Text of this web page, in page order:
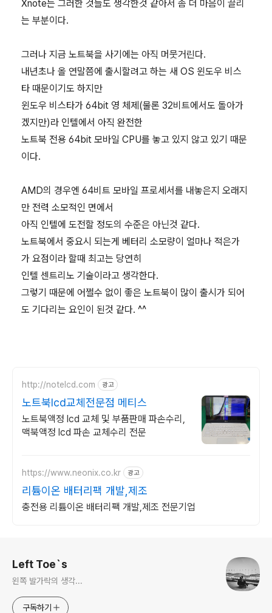
Xnote는 그러한 것들도 생각한것 같아서 좀 더 마음이 끌리
는 부분이다.
그러나 지금 노트북을 사기에는 아직 머뭇거린다.
내년초나 올 연말쯤에 출시할려고 하는 새 OS 윈도우 비스
타 때문이기도 하지만
윈도우 비스타가 64bit 영 체제(물론 32비트에서도 돌아가
겠지만)라 인텔에서 아직 완전한
노트북 전용 64bit 모바일 CPU를 놓고 있지 않고 있기 때문
이다.
AMD의 경우엔 64비트 모바일 프로세서를 내놓은지 오래지
만 전력 소모적인 면에서
아직 인텔에 도전할 정도의 수준은 아닌것 같다.
노트북에서 중요시 되는게 베터리 소모량이 얼마나 적은가
가 요점이라 할때 최고는 당연히
인텔 센트리노 기술이라고 생각한다.
그렇기 때문에 어쩔수 없이 좋은 노트북이 많이 출시가 되어
도 기다리는 요인이 된것 같다. ^^
http://notelcd.com 광고
노트북lcd교체전문점 메티스
노트북액정 lcd 교체 및 부품판매 파손수리,
맥북액정 lcd 파손 교체수리 전문
https://www.neonix.co.kr 광고
리튬이온 배터리팩 개발,제조
충전용 리튬이온 배터리팩 개발,제조 전문기업
Left Toe`s
왼쪽 발가락의 생각...
구독하기